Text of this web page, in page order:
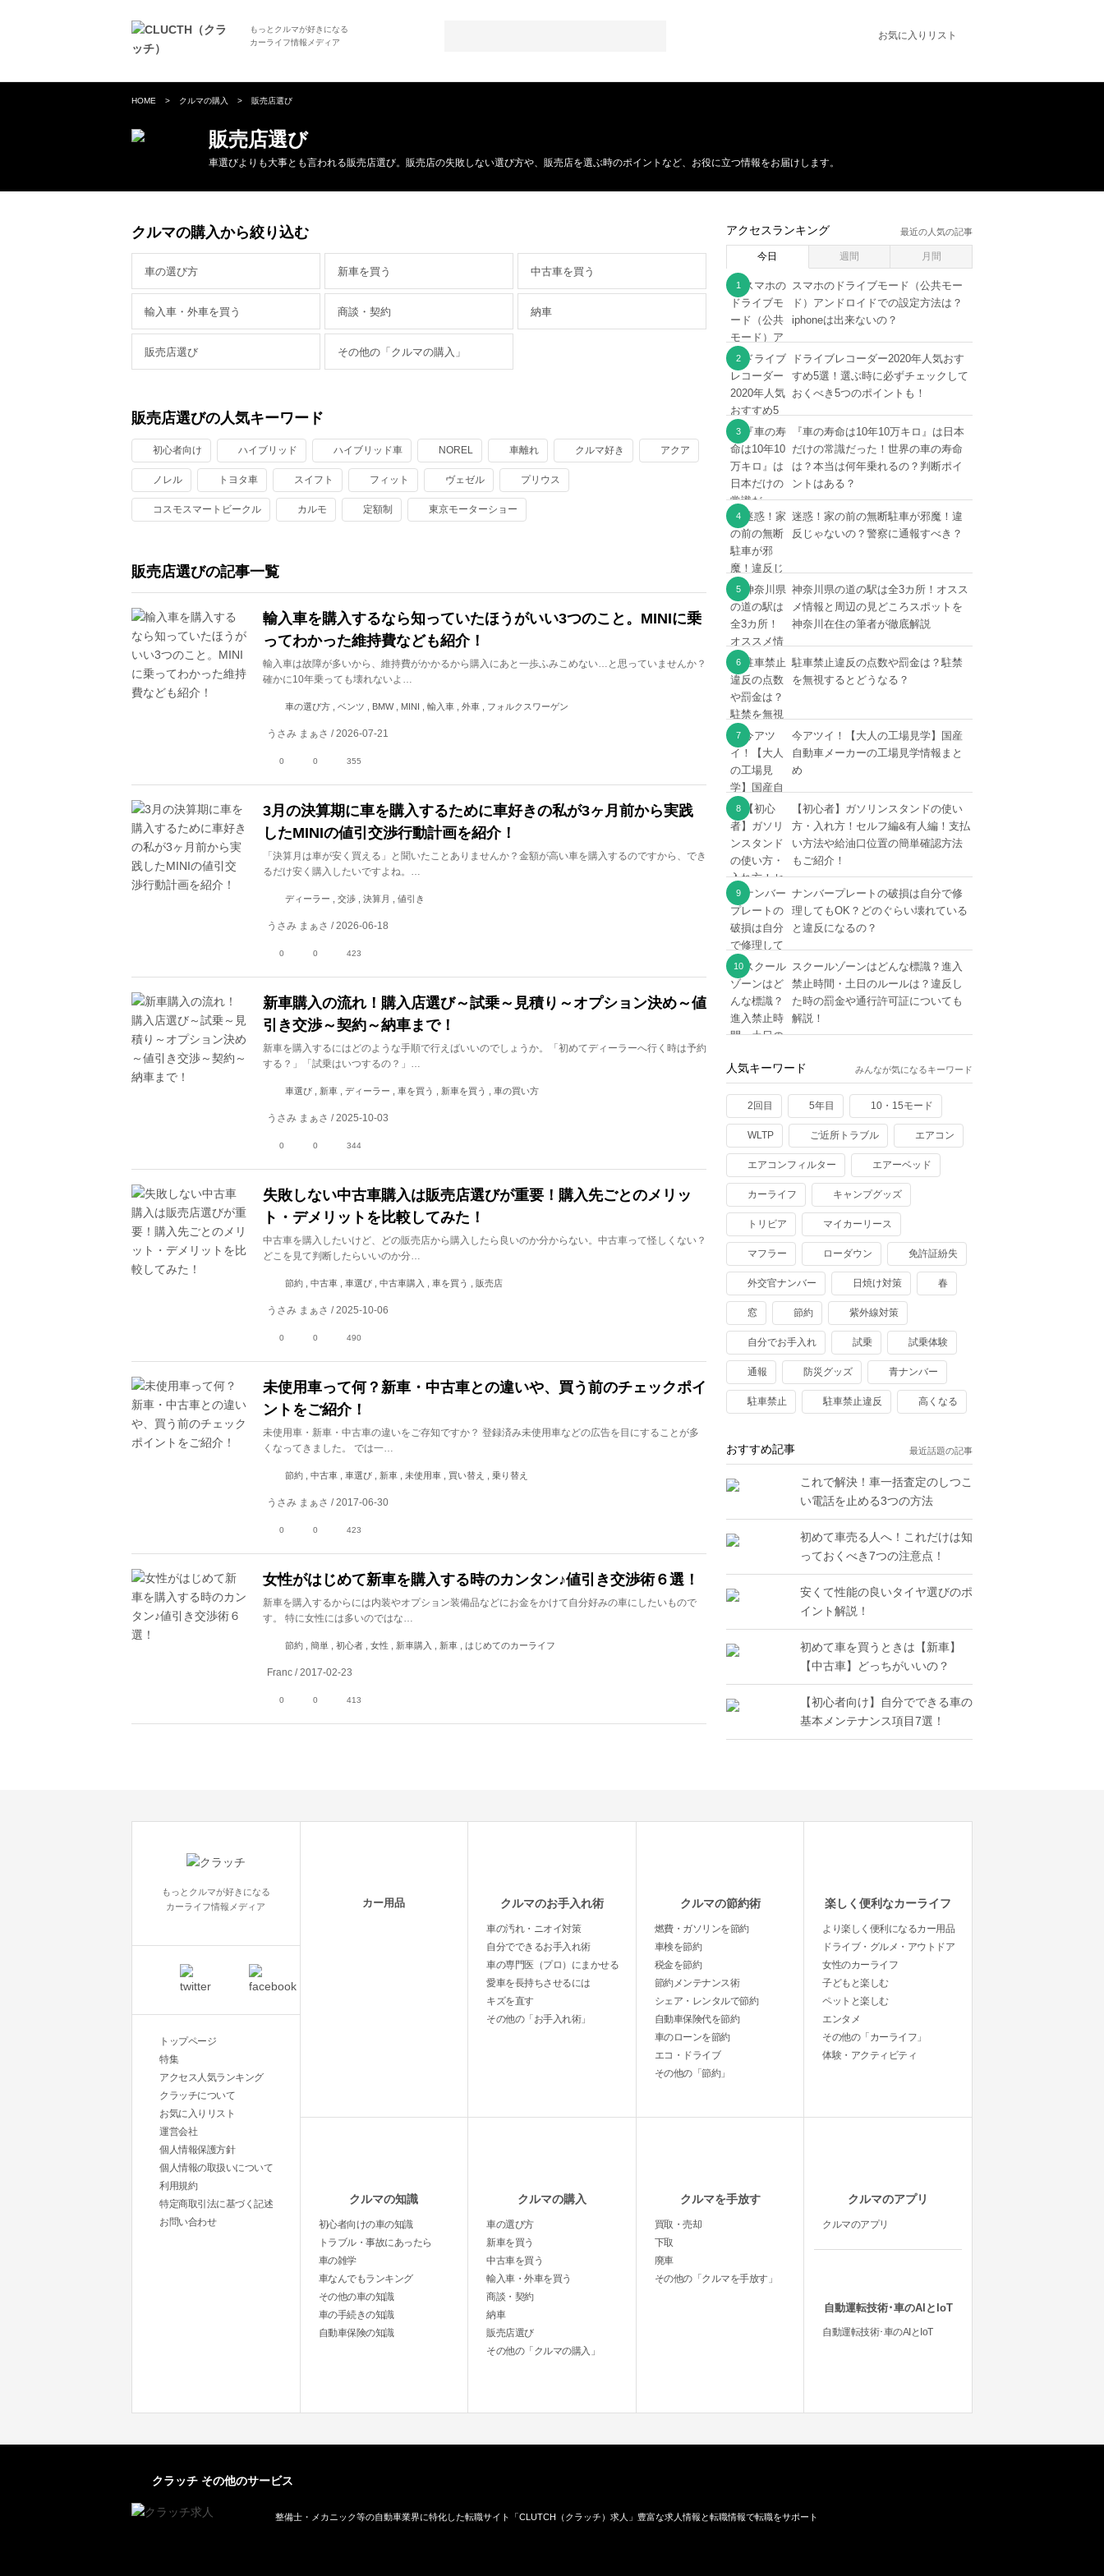
もっとクルマが好きになる
カーライフ情報メディア
お気に入りリスト
HOME クルマの購入 販売店選び
販売店選び
車選びよりも大事とも言われる販売店選び。販売店の失敗しない選び方や、販売店を選ぶ時のポイントなど、お役に立つ情報をお届けします。
クルマの購入から絞り込む
車の選び方 新車を買う 中古車を買う
輸入車・外車を買う 商談・契約 納車
販売店選び その他の「クルマの購入」
販売店選びの人気キーワード
初心者向け ハイブリッド ハイブリッド車 NOREL 車離れ クルマ好き アクア
ノレル トヨタ車 スイフト フィット ヴェゼル プリウス
コスモスマートビークル カルモ 定額制 東京モーターショー
販売店選びの記事一覧
輸入車を購入するなら知っていたほうがいい3つのこと。MINIに乗
ってわかった維持費なども紹介！
輸入車は故障が多いから、維持費がかかるから購入にあと一歩ふみこめない…と思っていませんか？
確かに10年乗っても壊れないよ…
車の選び方 , ベンツ , BMW , MINI , 輸入車 , 外車 , フォルクスワーゲン
うさみ まぁさ / 2026-07-21
0 0 355
3月の決算期に車を購入するために車好きの私が3ヶ月前から実践
したMINIの値引交渉行動計画を紹介！
「決算月は車が安く買える」と聞いたことありませんか？金額が高い車を購入するのですから、でき
るだけ安く購入したいですよね。…
ディーラー , 交渉 , 決算月 , 値引き
うさみ まぁさ / 2026-06-18
0 0 423
新車購入の流れ！購入店選び～試乗～見積り～オプション決め～値
引き交渉～契約～納車まで！
新車を購入するにはどのような手順で行えばいいのでしょうか。「初めてディーラーへ行く時は予約
する？」「試乗はいつするの？」…
車選び , 新車 , ディーラー , 車を買う , 新車を買う , 車の買い方
うさみ まぁさ / 2025-10-03
0 0 344
失敗しない中古車購入は販売店選びが重要！購入先ごとのメリッ
ト・デメリットを比較してみた！
中古車を購入したいけど、どの販売店から購入したら良いのか分からない。中古車って怪しくない？
どこを見て判断したらいいのか分…
節約 , 中古車 , 車選び , 中古車購入 , 車を買う , 販売店
うさみ まぁさ / 2025-10-06
0 0 490
未使用車って何？新車・中古車との違いや、買う前のチェックポイ
ントをご紹介！
未使用車・新車・中古車の違いをご存知ですか？ 登録済み未使用車などの広告を目にすることが多
くなってきました。 では一…
節約 , 中古車 , 車選び , 新車 , 未使用車 , 買い替え , 乗り替え
うさみ まぁさ / 2017-06-30
0 0 423
女性がはじめて新車を購入する時のカンタン♪値引き交渉術６選！
新車を購入するからには内装やオプション装備品などにお金をかけて自分好みの車にしたいもので
す。 特に女性には多いのではな…
節約 , 簡単 , 初心者 , 女性 , 新車購入 , 新車 , はじめてのカーライフ
Franc / 2017-02-23
0 0 413
アクセスランキング 最近の人気の記事
今日 週間 月間
スマホのドライブモード（公共モー
ド）アンドロイドでの設定方法は？
iphoneは出来ないの？
ドライブレコーダー2020年人気おす
すめ5選！選ぶ時に必ずチェックして
おくべき5つのポイントも！
『車の寿命は10年10万キロ』は日本
だけの常識だった！世界の車の寿命
は？本当は何年乗れるの？判断ポイ
ントはある？
迷惑！家の前の無断駐車が邪魔！違
反じゃないの？警察に通報すべき？
神奈川県の道の駅は全3カ所！オスス
メ情報と周辺の見どころスポットを
神奈川在住の筆者が徹底解説
駐車禁止違反の点数や罰金は？駐禁
を無視するとどうなる？
今アツイ！【大人の工場見学】国産
自動車メーカーの工場見学情報まと
め
【初心者】ガソリンスタンドの使い
方・入れ方！セルフ編&有人編！支払
い方法や給油口位置の簡単確認方法
もご紹介！
ナンバープレートの破損は自分で修
理してもOK？どのぐらい壊れている
と違反になるの？
スクールゾーンはどんな標識？進入
禁止時間・土日のルールは？違反し
た時の罰金や通行許可証についても
解説！
人気キーワード みんなが気になるキーワード
2回目 5年目 10・15モード
WLTP ご近所トラブル エアコン
エアコンフィルター エアーベッド
カーライフ キャンプグッズ
トリビア マイカーリース
マフラー ローダウン 免許証紛失
外交官ナンバー 日焼け対策 春
窓 節約 紫外線対策
自分でお手入れ 試乗 試乗体験
通報 防災グッズ 青ナンバー
駐車禁止 駐車禁止違反 高くなる
おすすめ記事 最近話題の記事
これで解決！車一括査定のしつこ
い電話を止める3つの方法
初めて車売る人へ！これだけは知
っておくべき7つの注意点！
安くて性能の良いタイヤ選びのポ
イント解説！
初めて車を買うときは【新車】
【中古車】どっちがいいの？
【初心者向け】自分でできる車の
基本メンテナンス項目7選！
もっとクルマが好きになる
カーライフ情報メディア
トップページ
特集
アクセス人気ランキング
クラッチについて
お気に入りリスト
運営会社
個人情報保護方針
個人情報の取扱いについて
利用規約
特定商取引法に基づく記述
お問い合わせ
カー用品 クルマのお手入れ術
車の汚れ・ニオイ対策
自分でできるお手入れ術
車の専門医（プロ）にまかせる
愛車を長持ちさせるには
キズを直す
その他の「お手入れ術」
クルマの節約術
燃費・ガソリンを節約
車検を節約
税金を節約
節約メンテナンス術
シェア・レンタルで節約
自動車保険代を節約
車のローンを節約
エコ・ドライブ
その他の「節約」
楽しく便利なカーライフ
より楽しく便利になるカー用品
ドライブ・グルメ・アウトドア
女性のカーライフ
子どもと楽しむ
ペットと楽しむ
エンタメ
その他の「カーライフ」
体験・アクティビティ
クルマの知識
初心者向けの車の知識
トラブル・事故にあったら
車の雑学
車なんでもランキング
その他の車の知識
車の手続きの知識
自動車保険の知識
クルマの購入
車の選び方
新車を買う
中古車を買う
輸入車・外車を買う
商談・契約
納車
販売店選び
その他の「クルマの購入」
クルマを手放す
買取・売却
下取
廃車
その他の「クルマを手放す」
クルマのアプリ
クルマのアプリ
自動運転技術･車のAIとIoT
自動運転技術･車のAIとIoT
クラッチ その他のサービス
整備士・メカニック等の自動車業界に特化した転職サイト「CLUTCH（クラッチ）求人」豊富な求人情報と転職情報で転職をサポート